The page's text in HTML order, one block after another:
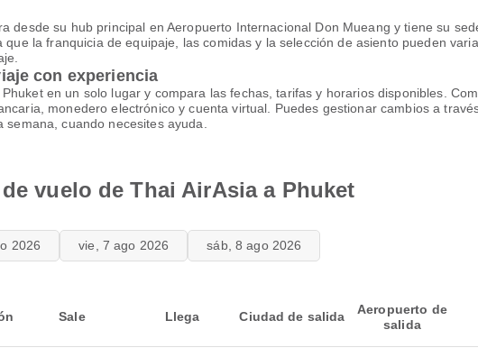
desde su hub principal en Aeropuerto Internacional Don Mueang y tiene su
la franquicia de equipaje, las comidas y la selección de asiento pueden
con experiencia
en un solo lugar y compara las fechas, tarifas y horarios disponibles.
monedero electrónico y cuenta virtual. Puedes gestionar cambios a
cuando necesites ayuda.
vuelo de Thai AirAsia a Phuket
2026 vie, 7 ago 2026 sáb, 8 ago 2026
Sale Llega Ciudad de salida
Aeropuerto de
salida